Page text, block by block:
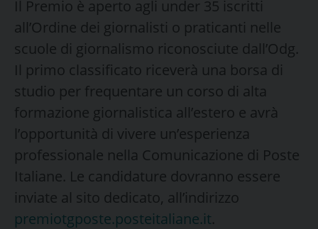
Il Premio è aperto agli under 35 iscritti
all’Ordine dei giornalisti o praticanti nelle
scuole di giornalismo riconosciute dall’Odg.
Il primo classificato riceverà una borsa di
studio per frequentare un corso di alta
formazione giornalistica all’estero e avrà
l’opportunità di vivere un’esperienza
professionale nella Comunicazione di Poste
Italiane. Le candidature dovranno essere
inviate al sito dedicato, all’indirizzo
premiotgposte.posteitaliane.it.